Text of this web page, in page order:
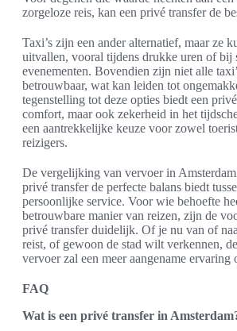
zorgeloze reis, kan een privé transfer de
Taxi’s zijn een ander alternatief, maar ze
uitvallen, vooral tijdens drukke uren of bij
evenementen. Bovendien zijn niet alle
betrouwbaar, wat kan leiden tot
tegenstelling tot deze opties biedt een
comfort, maar ook zekerheid in het
een aantrekkelijke keuze voor zowel
reizigers.
De vergelijking van vervoer in Amsterdam
privé transfer de perfecte balans biedt
persoonlijke service. Voor wie behoefte
betrouwbare manier van reizen, zijn de
privé transfer duidelijk. Of je nu van of
reist, of gewoon de stad wilt verkennen,
vervoer zal een meer aangename ervaring
FAQ
Wat is een privé transfer in